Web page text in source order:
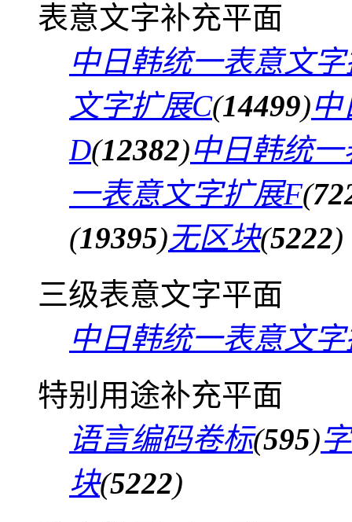
表意文字补充平面
中日韩统一表意文
文字扩展C(14499)
D(12382)中日韩统
一表意文字扩展F(
(19395)无区块(5222)
三级表意文字平面
中日韩统一表意文
特别用途补充平面
语言编码卷标(595)
块(5222)